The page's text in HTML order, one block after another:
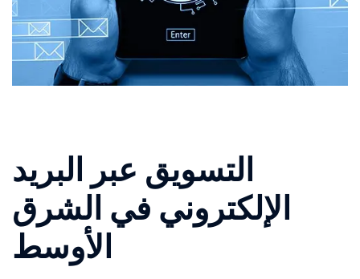
التسويق عبر البريد
الإلكتروني في الشرق
الأوسط